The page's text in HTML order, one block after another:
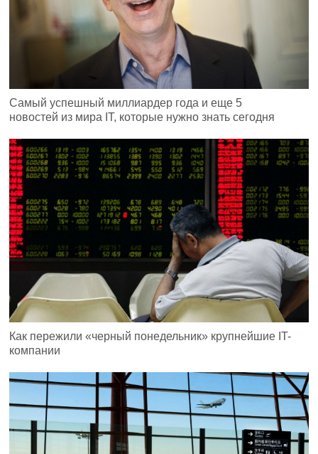
Самый успешный миллиардер года и еще 5
новостей из мира IT, которые нужно знать сегодня
Как пережили «черный понедельник» крупнейшие IT-
компании